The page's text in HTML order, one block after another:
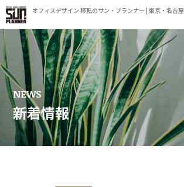
オフィスデザイン 移転のサン・プランナー | 東京・名古屋
トップページ
施工実績
事業内容
コンセプト
会社情報
ビルオーナー様へ
NEWS
新着情報